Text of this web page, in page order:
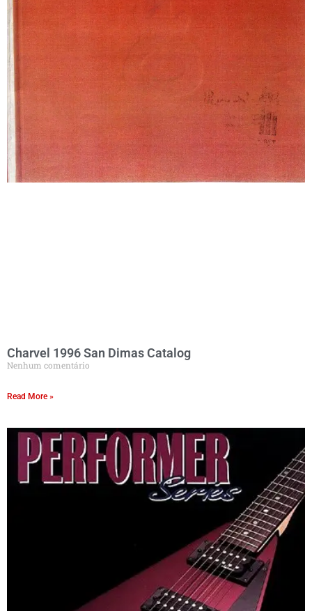
Charvel 1996 San Dimas Catalog
Nenhum comentário
Read More »